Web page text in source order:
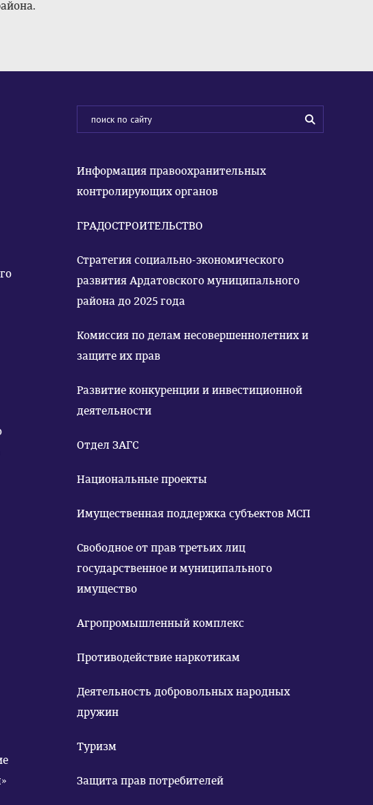
Информация правоохранительных
контролирующих органов
ГРАДОСТРОИТЕЛЬСТВО
Стратегия социально-экономического
развития Ардатовского муниципального
района до 2025 года
Комиссия по делам несовершеннолетних и
защите их прав
Развитие конкуренции и инвестиционной
деятельности
Отдел ЗАГС
Национальные проекты
Имущественная поддержка субъектов МСП
Свободное от прав третьих лиц
государственное и муниципального
имущество
Агропромышленный комплекс
Противодействие наркотикам
Деятельность добровольных народных
дружин
Туризм
Защита прав потребителей